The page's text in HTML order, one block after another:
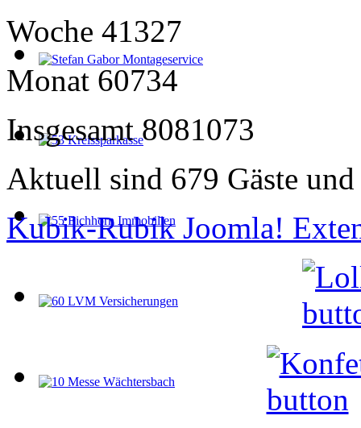
Woche 41327
Monat 60734
Insgesamt8081073
Aktuell sind 679 Gäste
Kubik-Rubik Joomla!